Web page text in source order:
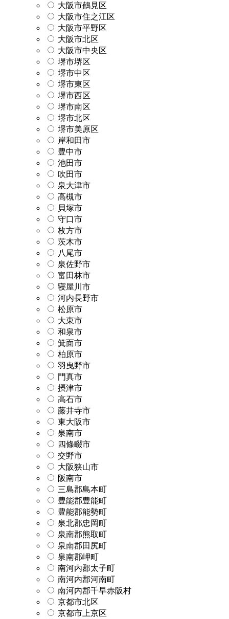
大阪市鶴見区
大阪市住之江区
大阪市平野区
大阪市北区
大阪市中央区
堺市堺区
堺市中区
堺市東区
堺市西区
堺市南区
堺市北区
堺市美原区
岸和田市
豊中市
池田市
吹田市
泉大津市
高槻市
貝塚市
守口市
枚方市
茨木市
八尾市
泉佐野市
富田林市
寝屋川市
河内長野市
松原市
大東市
和泉市
箕面市
柏原市
羽曳野市
門真市
摂津市
高石市
藤井寺市
東大阪市
泉南市
四條畷市
交野市
大阪狭山市
阪南市
三島郡島本町
豊能郡豊能町
豊能郡能勢町
泉北郡忠岡町
泉南郡熊取町
泉南郡田尻町
泉南郡岬町
南河内郡太子町
南河内郡河南町
南河内郡千早赤阪村
京都市北区
京都市上京区